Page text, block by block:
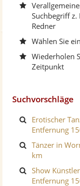
Suchbegriff z.
Redner
Wählen Sie
Wiederholen
Zeitpunkt
Suchvorschläge
Erotischer
Entfernung
Tänzer in
km
Show
Entfernung